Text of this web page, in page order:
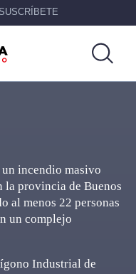
SUSCRÍBETE
incendio masivo
la provincia de Buenos
al menos 22 personas
un complejo
Industrial de